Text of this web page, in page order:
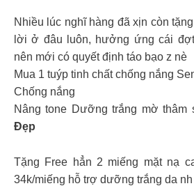
Nhiều lúc nghĩ hàng đã xịn còn
lời ở đâu luôn, hưởng ứng cái
nên mới có quyết định táo bạo z nè
Mua 1 tuýp tinh chất chống nắng
Chống nắng
Nâng tone Dưỡng trắng mờ thâm
Đẹp
Tặng Free hẳn 2 miếng mặt nạ
34k/miếng hỗ trợ dưỡng trắng da nh